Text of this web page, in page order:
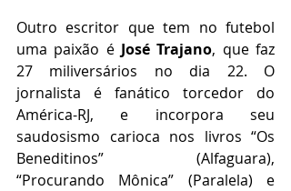
Outro escritor que tem no futebol
uma paixão é José Trajano, que faz
27 miliversários no dia 22. O
jornalista é fanático torcedor do
América-RJ, e incorpora seu
saudosismo carioca nos livros “Os
Beneditinos” (Alfaguara),
“Procurando Mônica” (Paralela) e